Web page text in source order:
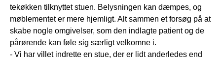
tekøkken tilknyttet stuen. Belysningen kan dæmpes, og
møblementet er mere hjemligt. Alt sammen et forsøg på at
skabe nogle omgivelser, som den indlagte patient og de
pårørende kan føle sig særligt velkomne i.
- Vi har villet indrette en stue, der er lidt anderledes end